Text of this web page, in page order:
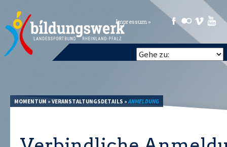
Impressum »
MOMENTUM » VERANSTALTUNGSDETAILS »ANMELDUNG